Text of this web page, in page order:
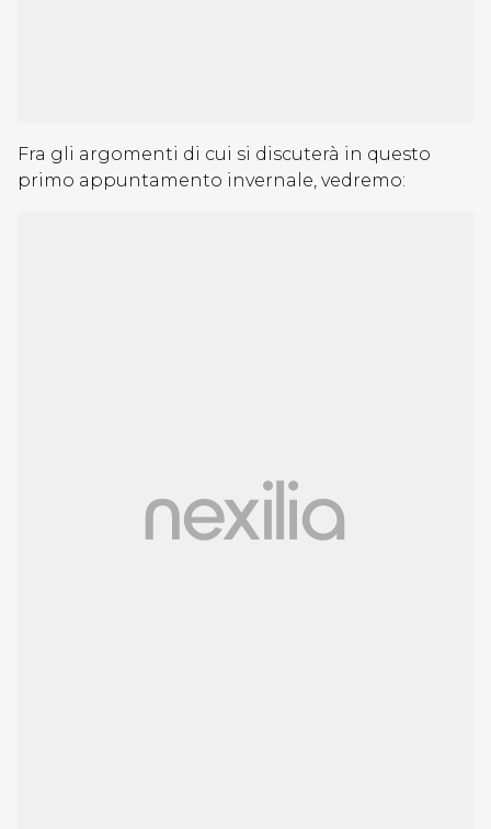
Fra gli argomenti di cui si discuterà in questo
primo appuntamento invernale, vedremo: